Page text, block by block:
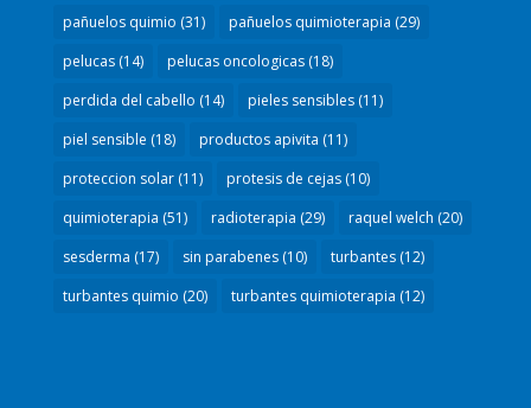
pañuelos quimio (31) pañuelos quimioterapia (29)
pelucas(14) pelucas oncologicas(18)
perdida del cabello (14) pieles sensibles(11)
piel sensible (18) productos apivita (11)
proteccion solar(11) protesis de cejas(10)
quimioterapia (51) radioterapia (29) raquel welch (20)
sesderma (17) sin parabenes(10) turbantes(12)
turbantes quimio (20) turbantes quimioterapia (12)